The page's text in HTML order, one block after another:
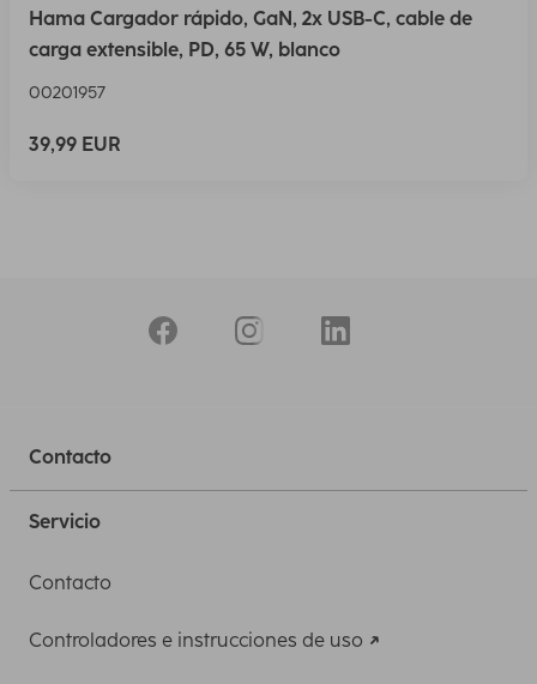
Hama Cargador rápido, GaN, 2x USB-C, cable de
carga extensible, PD, 65 W, blanco
00201957
39,99 EUR
Contacto
Servicio
Contacto
Controladores e instrucciones de uso